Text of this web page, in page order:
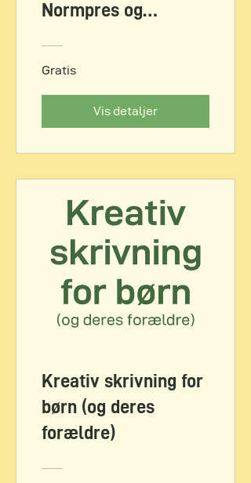
Normpres og
sprog for din uro og
Gratis
Vis detaljer
Kreativ skrivning for
børn (og deres
forældre)